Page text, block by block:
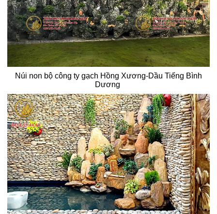
Núi non bộ công ty gạch Hồng Xương-Dầu Tiếng Bình
Dương